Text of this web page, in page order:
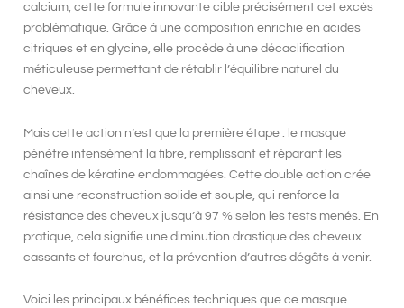
calcium, cette formule innovante cible précisément cet excès
problématique. Grâce à une composition enrichie en acides
citriques et en glycine, elle procède à une décaclification
méticuleuse permettant de rétablir l’équilibre naturel du
cheveux.
Mais cette action n’est que la première étape : le masque
pénètre intensément la fibre, remplissant et réparant les
chaînes de kératine endommagées. Cette double action crée
ainsi une reconstruction solide et souple, qui renforce la
résistance des cheveux jusqu’à 97 % selon les tests menés. En
pratique, cela signifie une diminution drastique des cheveux
cassants et fourchus, et la prévention d’autres dégâts à venir.
Voici les principaux bénéfices techniques que ce masque